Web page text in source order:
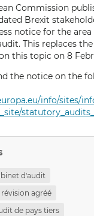
m
a
i
l
L
i
n
k
e
d
n
F
a
c
e
b
o
k
Commission
Brexit
notice for the area
This replaces
this topic on 8
the notice on the
info/sites/
d'audit
agréé
de pays tiers